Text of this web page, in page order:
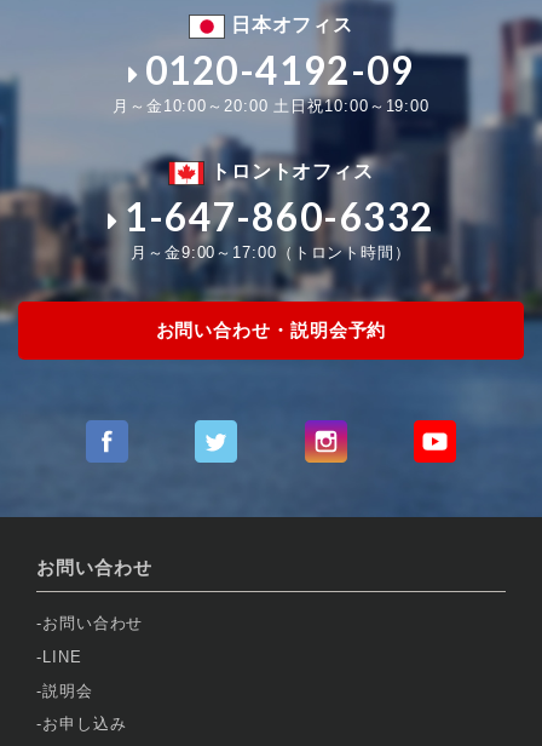
日本オフィス
0120-4192-09
月～金10:00～20:00 土日祝10:00～19:00
トロントオフィス
1-647-860-6332
月～金9:00～17:00（トロント時間）
お問い合わせ・説明会予約
お問い合わせ
お問い合わせ
LINE
説明会
お申し込み